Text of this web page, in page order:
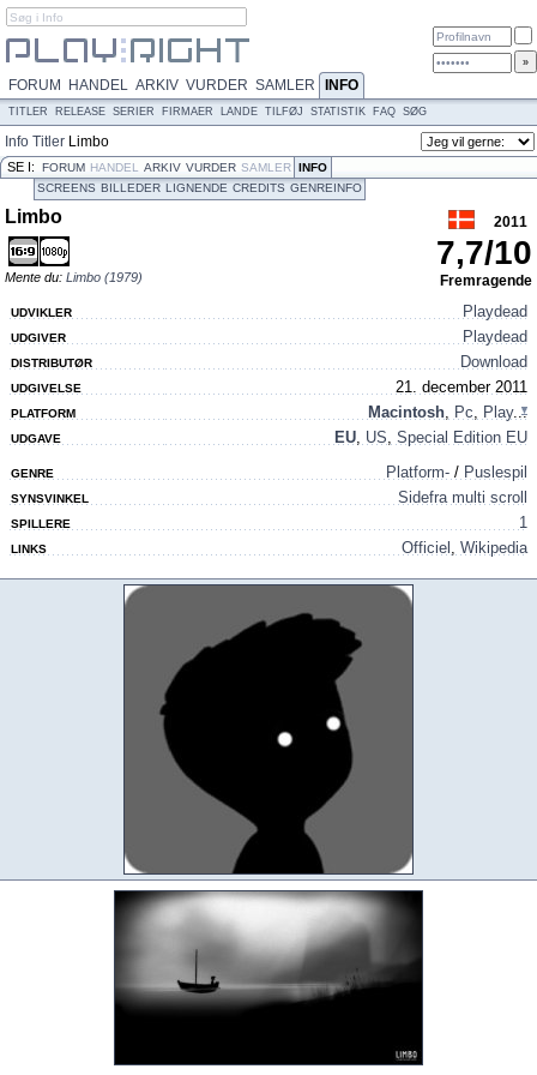
FORUM HANDEL ARKIV VURDER SAMLER INFO
TITLER RELEASE SERIER FIRMAER LANDE TILFØJ STATISTIK FAQ SØG
Info Titler Limbo
SE I: FORUM HANDEL ARKIV VURDER SAMLER INFO
SCREENS BILLEDER LIGNENDE CREDITS GENREINFO
Limbo 2011
Mente du: Limbo (1979)
7,7/10
Fremragende
UDVIKLER Playdead
UDGIVER Playdead
DISTRIBUTØR Download
UDGIVELSE 21. december 2011
PLATFORM Macintosh, Pc, Play...
UDGAVE EU, US, Special Edition EU
GENRE Platform- / Puslespil
SYNSVINKEL Sidefra multi scroll
SPILLERE 1
LINKS Officiel , Wikipedia